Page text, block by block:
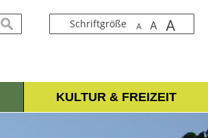
Schriftgröße A A A
suchen
KULTUR & FREIZEIT